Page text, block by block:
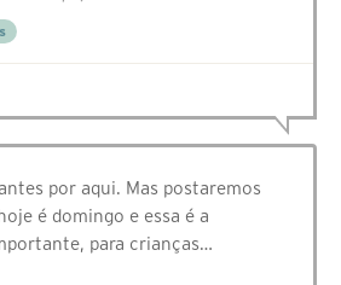
por aqui. Mas postaremos
é domingo e essa é a
para crianças…